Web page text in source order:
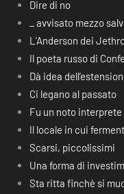
Dire di no
_ avvisato mezzo
L’Anderson dei
Il poeta russo di
Dà idea
Ci legano al passato
Fu un noto
Il locale in cui
Scarsi, piccolissimi
Una forma di
Sta ritta finchè si